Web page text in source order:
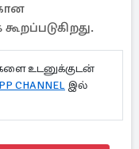
உடனுக்குடன்
CHANNEL இல்